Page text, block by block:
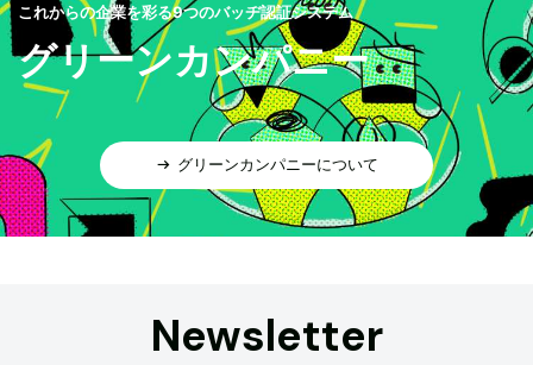
これからの企業を彩る9つのバッヂ認証システム
グリーンカンパニー
グリーンカンパニーについて
Newsletter